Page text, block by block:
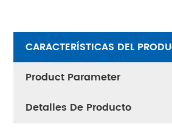
CARACTERÍSTICAS DEL
Product Parameter
Detalles De Producto